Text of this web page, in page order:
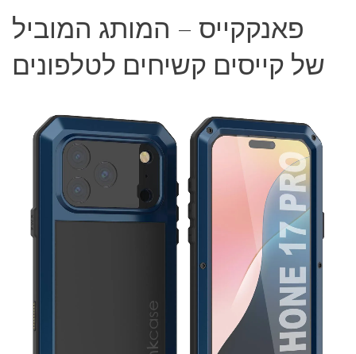
פאנקקייס – המותג המוביל
של קייסים קשיחים לטלפונים